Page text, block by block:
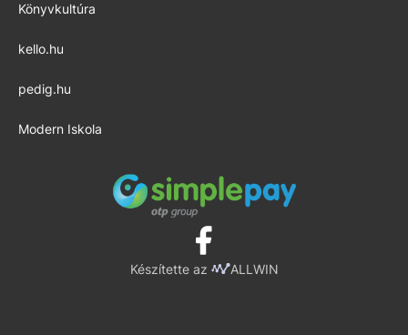
Könyvkultúra
kello.hu
pedig.hu
Modern Iskola
Készítette az ALLWIN